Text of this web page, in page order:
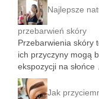
Najlepsze
przebarwień skóry
Przebarwienia skóry
ich przyczyny mogą
ekspozycji na słońce
Jak